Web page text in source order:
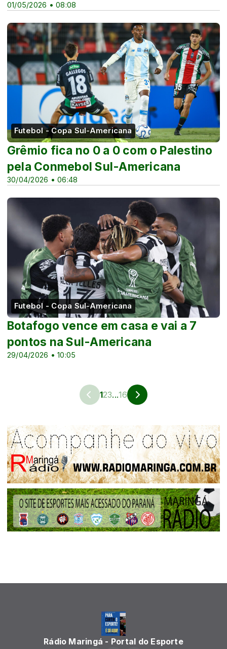
01/05/2026 • 08:08
Futebol - Copa Sul-Americana
30/04/2026 • 06:48
Grêmio fica no 0 a 0 com o Palestino
pela Conmebol Sul-Americana
Futebol - Copa Sul-Americana
29/04/2026 • 10:05
Botafogo vence em casa e vai a 7
pontos na Sul-Americana
123...16
Rádio Maringá - Portal do Esporte